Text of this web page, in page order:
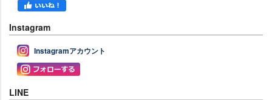
Instagram
Instagramアカウント
LINE